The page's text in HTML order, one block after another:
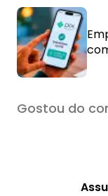
Gostou do